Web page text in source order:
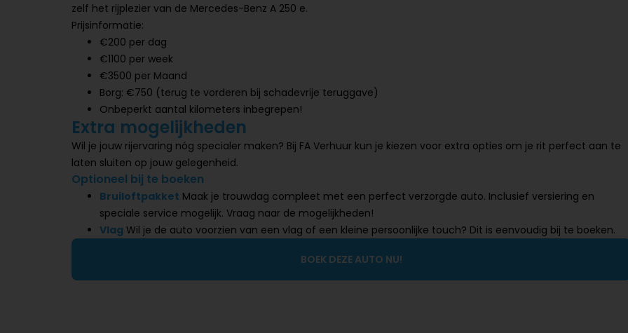
zelf het rijplezier van de Mercedes-Benz A 250 e.
Prijsinformatie:
€200 per dag
€1100 per week
€3500 per Maand
Borg: €750 (terug te vorderen bij schadevrije teruggave)
Onbeperkt aantal kilometers inbegrepen!
Extra mogelijkheden
Wil je jouw rijervaring nóg specialer maken? Bij FA Verhuur kun je kiezen voor extra opties om je rit perfect aan te
laten sluiten op jouw gelegenheid.
Optioneel bij te boeken
Bruiloftpakket Maak je trouwdag compleet met een perfect verzorgde auto. Inclusief versiering en
speciale service mogelijk. Vraag naar de mogelijkheden!
Vlag Wil je de auto voorzien van een vlag of een kleine persoonlijke touch? Dit is eenvoudig bij te boeken.
BOEK DEZE AUTO NU!